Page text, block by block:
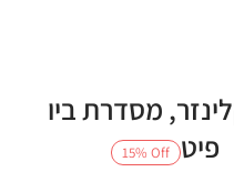
מסדרת ביו
פיט
15% Off
המחיר